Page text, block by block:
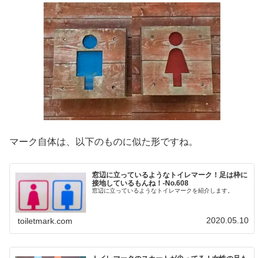
マーク自体は、以下のものに似た形ですね。
窓辺に立っているようなトイレマーク！足は枠に
接地しているもんね！‐No.608
窓辺に立っているようなトイレマークを紹介します。
toiletmark.com 2020.05.10